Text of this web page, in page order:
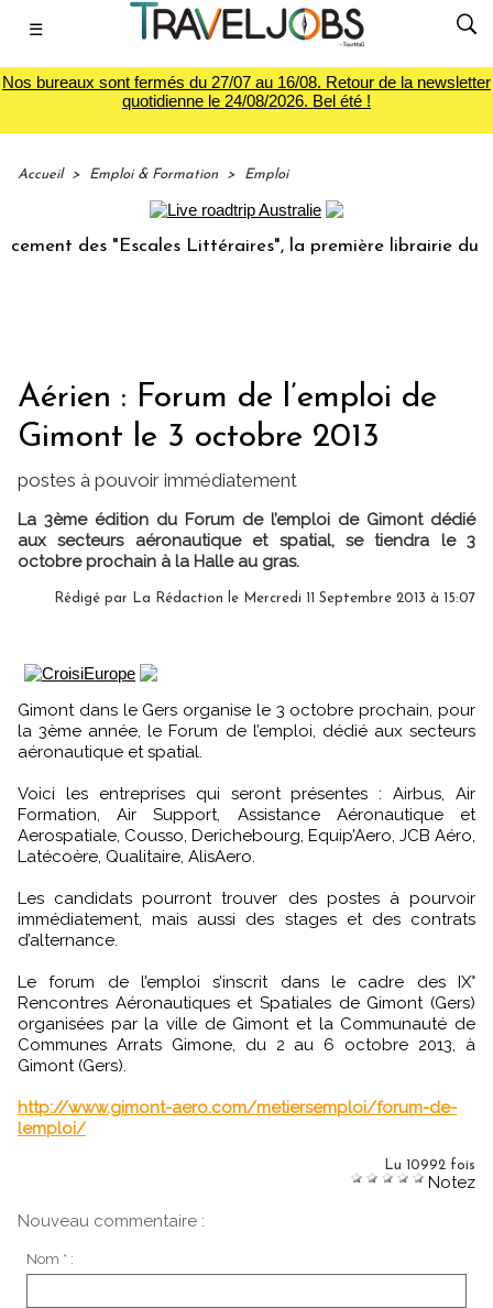
☰
Nos bureaux sont fermés du 27/07 au 16/08. Retour de la newsletter
quotidienne le 24/08/2026. Bel été !
Accueil > Emploi & Formation > Emploi
des "Escales Littéraires", la première librairie du
Aérien : Forum de l’emploi de
Gimont le 3 octobre 2013
postes à pouvoir immédiatement
La 3ème édition du Forum de l’emploi de Gimont dédié
aux secteurs aéronautique et spatial, se tiendra le 3
octobre prochain à la Halle au gras.
Rédigé par La Rédaction le Mercredi 11 Septembre 2013 à 15:07
Gimont dans le Gers organise le 3 octobre prochain, pour
la 3ème année, le Forum de l’emploi, dédié aux secteurs
aéronautique et spatial.
Voici les entreprises qui seront présentes : Airbus, Air
Formation, Air Support, Assistance Aéronautique et
Aerospatiale, Cousso, Derichebourg, Equip’Aero, JCB Aéro,
Latécoère, Qualitaire, AlisAero.
Les candidats pourront trouver des postes à pourvoir
immédiatement, mais aussi des stages et des contrats
d’alternance.
Le forum de l’emploi s’inscrit dans le cadre des IX°
Rencontres Aéronautiques et Spatiales de Gimont (Gers)
organisées par la ville de Gimont et la Communauté de
Communes Arrats Gimone, du 2 au 6 octobre 2013, à
Gimont (Gers).
http://www.gimont-aero.com/metiersemploi/forum-de-
lemploi/
Lu 10992 fois
Notez
Nouveau commentaire :
Nom * :